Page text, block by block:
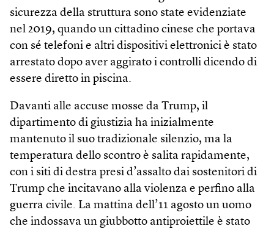
sicurezza della struttura sono state evidenziate
nel 2019, quando un cittadino cinese che portava
con sé telefoni e altri dispositivi elettronici è stato
arrestato dopo aver aggirato i controlli dicendo di
essere diretto in piscina.
Davanti alle accuse mosse da Trump, il
dipartimento di giustizia ha inizialmente
mantenuto il suo tradizionale silenzio, ma la
temperatura dello scontro è salita rapidamente,
con i siti di destra presi d’assalto dai sostenitori di
Trump che incitavano alla violenza e perfino alla
guerra civile. La mattina dell’11 agosto un uomo
che indossava un giubbotto antiproiettile è stato